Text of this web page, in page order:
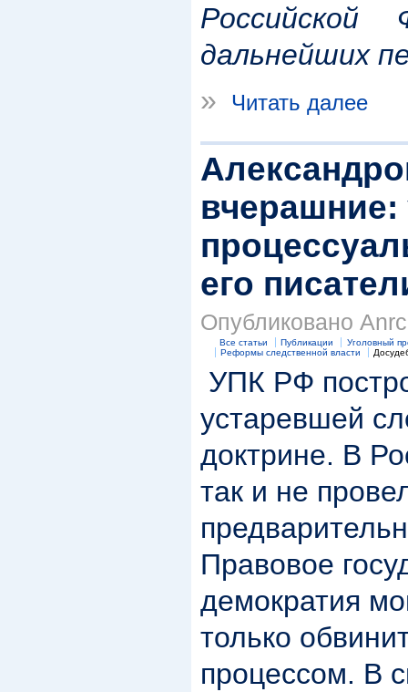
дальнейших
»
Читать далее
вчерашние:
его
Опубликовано
Все статьи Публикации
Уголовный
Реформы следственной власти
УПК РФ
устаревшей
доктрине. В
так и не
Правовое
демократия
только
процессом. В